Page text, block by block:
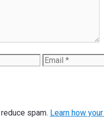
Email
spam. Learn how